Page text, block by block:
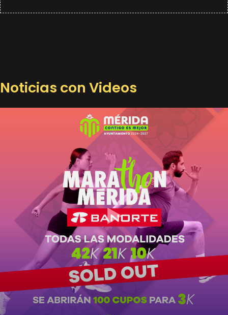
Noticias con Videos